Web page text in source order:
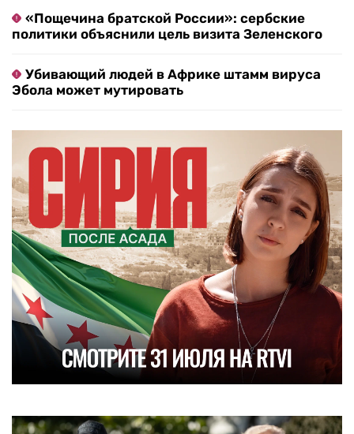
«Пощечина братской России»: сербские
политики объяснили цель визита Зеленского
Убивающий людей в Африке штамм вируса
Эбола может мутировать